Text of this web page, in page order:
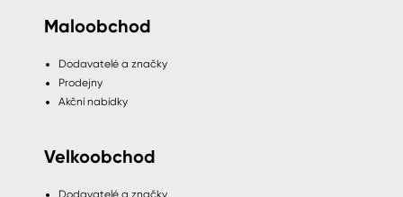
Maloobchod
Dodavatelé a značky
Prodejny
Akční nabídky
Velkoobchod
Dodavatelé a značky